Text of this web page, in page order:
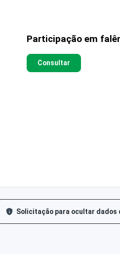
Participação em
Consultar
Solicitação para ocultar dados